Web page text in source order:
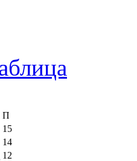
П
15
14
12